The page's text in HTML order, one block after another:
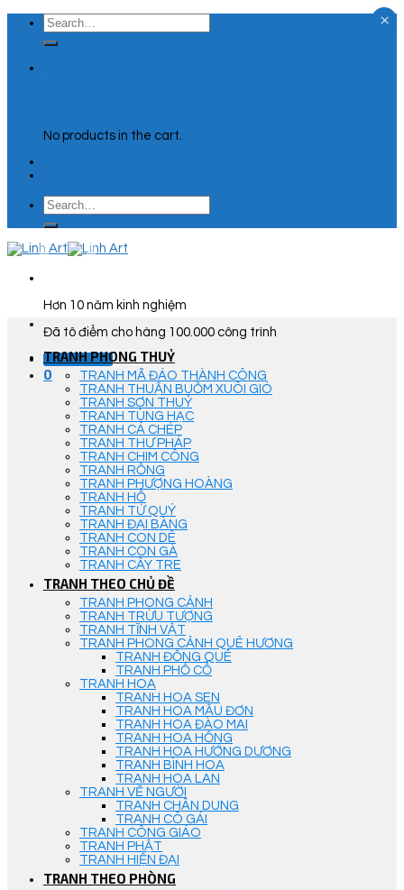
Skip
content
Search
for:
No products in the cart.
Search
for:
Hơn 10 năm kinh nghiệm
Đã tô điểm cho hàng 100.000 công trình
Góc Tư Vấn
0
TRANH PHONG THUỶ
TRANH MÃ ĐÁO THÀNH CÔNG
TRANH THUẬN BUỒM XUÔI GIÓ
TRANH SƠN THUỶ
TRANH TÙNG HẠC
TRANH CÁ CHÉP
TRANH THƯ PHÁP
TRANH CHIM CÔNG
TRANH RỒNG
TRANH PHƯỢNG HOÀNG
TRANH HỔ
TRANH TỨ QUÝ
TRANH ĐẠI BÀNG
TRANH CON DÊ
TRANH CON GÀ
TRANH CÂY TRE
TRANH THEO CHỦ ĐỀ
TRANH PHONG CẢNH
TRANH TRỪU TƯỢNG
TRANH TĨNH VẬT
TRANH PHONG CẢNH QUÊ HƯƠNG
TRANH ĐỒNG QUÊ
TRANH PHỐ CỔ
TRANH HOA
TRANH HOA SEN
TRANH HOA MẪU ĐƠN
TRANH HOA ĐÀO MAI
TRANH HOA HỒNG
TRANH HOA HƯỚNG DƯƠNG
TRANH BÌNH HOA
TRANH HOA LAN
TRANH VẼ NGƯỜI
TRANH CHÂN DUNG
TRANH CÔ GÁI
TRANH CÔNG GIÁO
TRANH PHẬT
TRANH HIỆN ĐẠI
TRANH THEO PHÒNG
×